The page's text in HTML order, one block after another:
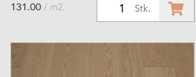
Stk.
131.00 / m2.